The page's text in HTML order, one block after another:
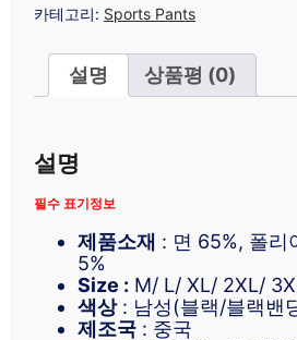
카테고리: Sports Pants
설명 상품평 (0)
설명
필수 표기정보
제품소재 : 면 65%, 폴리
5%
Size : M/ L/ XL/ 2XL/
색상: 남성(블랙/블랙밴
제조국 : 중국